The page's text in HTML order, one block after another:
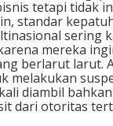
tetapi tidak
standar
sering
mereka
berlarut larut.
melakukan
diambil
dari otoritas